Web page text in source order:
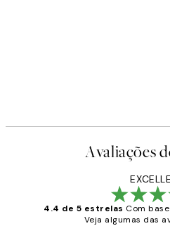
Avaliações
4.4 de 5 estrelas Com
Veja algumas das